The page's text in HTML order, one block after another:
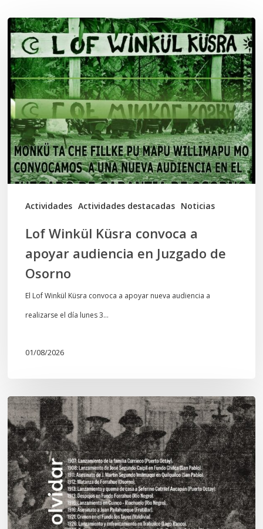
Actividades Actividades destacadas Noticias
Lof
Winkül
Küsra
convoca
a
apoyar
audiencia
en
Juzgado
Lof Winkül Küsra convoca a
apoyar audiencia en Juzgado de
Osorno
El Lof Winkül Küsra convoca a apoyar nueva audiencia a
realizarse el día lunes 3…
01/08/2026
Chawrakawin:
Palimpsesto
explora
a
través
del
arte